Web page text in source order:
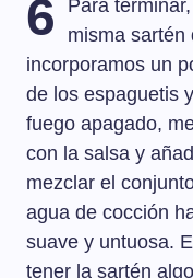
6
Para
misma sartén
incorporamos un
de los espaguetis
fuego apagado,
con la salsa y
mezclar el
agua de cocción
suave y untuosa.
tener la sartén